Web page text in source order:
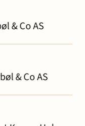
& Co AS
& Co AS